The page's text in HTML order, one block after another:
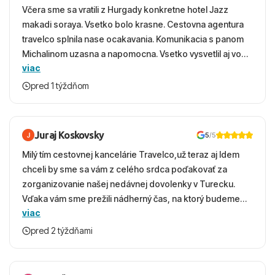
Včera sme sa vratili z Hurgady konkretne hotel Jazz
makadi soraya. Vsetko bolo krasne. Cestovna agentura
travelco splnila nase ocakavania. Komunikacia s panom
Michalinom uzasna a napomocna. Vsetko vysvetlil aj vo
vecernych hodinach zaco sa ospravedlnujem. Hotel
krasny, cisty. Sluzby top. Strava, prostredie, more,
viac
pred 1 týždňom
Juraj Koskovsky 5/5
Milý tím cestovnej kancelárie Travelco,už teraz aj Idem
chceli by sme sa vám z celého srdca poďakovať za
zorganizovanie našej nedávnej dovolenky v Turecku.
Vďaka vám sme prežili nádherný čas, na ktorý budeme
ešte dlho s úsmevom spomínať. ​Všetko prebehlo
absolútne hladko – od prvotného výberu zájazdu, cez
bola to trefa do čierneho! ​Čo nás dostalo najviac: ​Skvelé
viac
pred 2 týždňami